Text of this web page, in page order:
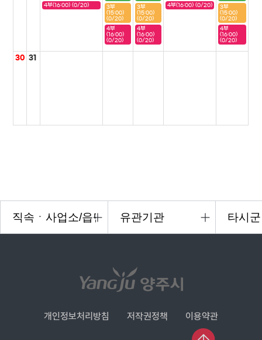
4부(16:00) (0/20)
3부
(15:00)
(0/20)
4부
(16:00)
(0/20)
3부
(15:00)
(0/20)
4부
(16:00)
(0/20)
4부(16:00) (0/20)
3부
(15:00)
(0/20)
4부
(16:00)
(0/20)
30 31
개인정보처리방침 저작권정책 이용약관